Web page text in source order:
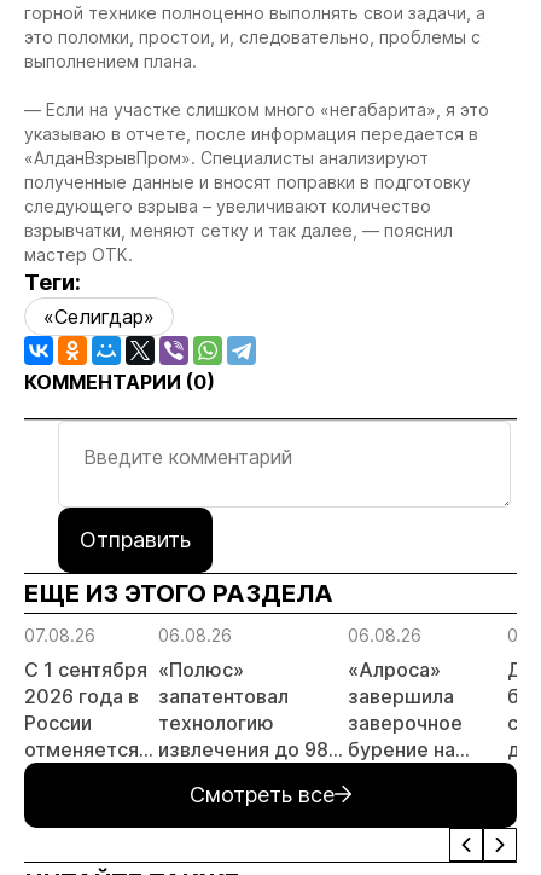
горной технике полноценно выполнять свои задачи, а
это поломки, простои, и, следовательно, проблемы с
выполнением плана.
— Если на участке слишком много «негабарита», я это
указываю в отчете, после информация передается в
«АлданВзрывПром». Специалисты анализируют
полученные данные и вносят поправки в подготовку
следующего взрыва – увеличивают количество
взрывчатки, меняют сетку и так далее, — пояснил
мастер ОТК.
Теги:
«Селигдар»
КОММЕНТАРИИ (0)
Отправить
ЕЩЕ ИЗ ЭТОГО РАЗДЕЛА
07.08.26
С 1 сентября
2026 года в
России
отменяется
заявительный
россыпи:
06.08.26
«Полюс»
запатентовал
технологию
извлечения до 98%
металлургического
шлака
06.08.26
«Алроса»
завершила
заверочное
бурение на
месторождении
Дегдекан
Смотреть все